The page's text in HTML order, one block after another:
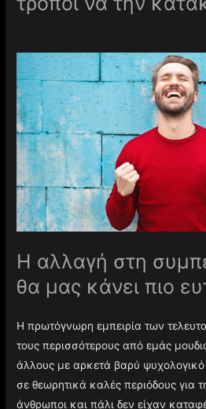
Η αλλαγή στη
θα μας κάνει πιο
Η πρωτόγνωρη εμπειρία των
τους περισσότερους από εμάς
άλλους με αρκετά βαρύ
σε θεωρητικά καλές περιόδους για
άνθρωποι και πάλι δεν είχαν